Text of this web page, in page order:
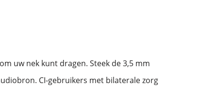
uw nek kunt dragen. Steek de 3,5 mm
CI-gebruikers met bilaterale zorg